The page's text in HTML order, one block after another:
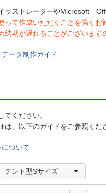
ラストレーターやMicrosoft
って作成いただくことを強く
納期が遅れることがございます
データ制作ガイド
てください。
は、以下のガイドをご参照くだ
について
テント型Sサイズ